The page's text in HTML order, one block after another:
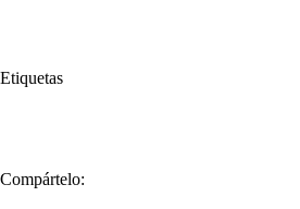
Etiquetas
Compártelo: